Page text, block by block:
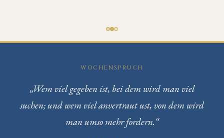
WOCHENSPRUCH
„Wem viel gegeben ist, bei dem wird man viel
suchen; und wem viel anvertraut ust, von dem wird
man umso mehr fordern.“